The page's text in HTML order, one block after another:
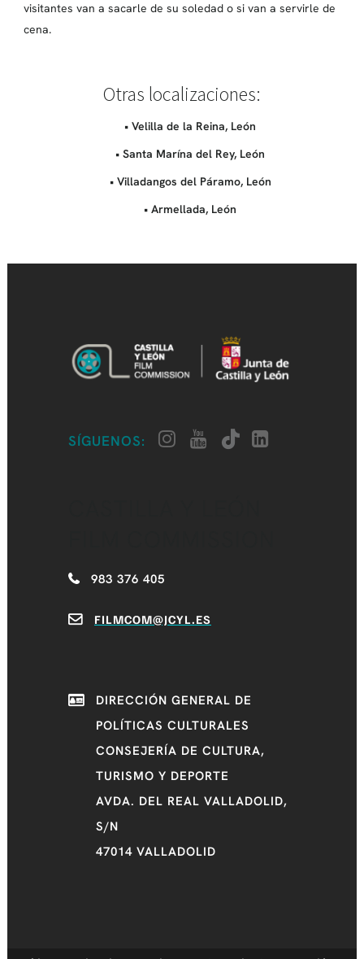
visitantes van a sacarle de su soledad o si van a servirle de
cena.
Otras localizaciones:
• Velilla de la Reina, León
• Santa Marína del Rey, León
• Villadangos del Páramo, León
• Armellada, León
SÍGUENOS:
983 376 405
FILMCOM@JCYL.ES
DIRECCIÓN GENERAL DE
POLÍTICAS CULTURALES
CONSEJERÍA DE CULTURA,
TURISMO Y DEPORTE
AVDA. DEL REAL VALLADOLID,
S/N
47014 VALLADOLID